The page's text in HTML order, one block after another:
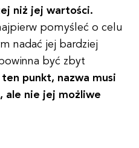
niż jej wartości.
pomyśleć o celu
nadać jej bardziej
być zbyt
ten punkt, nazwa musi
ale nie jej możliwe